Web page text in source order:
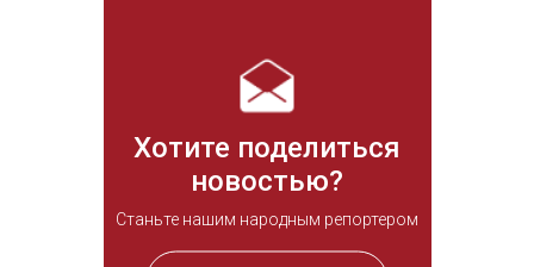
Хотите поделиться
новостью?
Станьте нашим народным репортером